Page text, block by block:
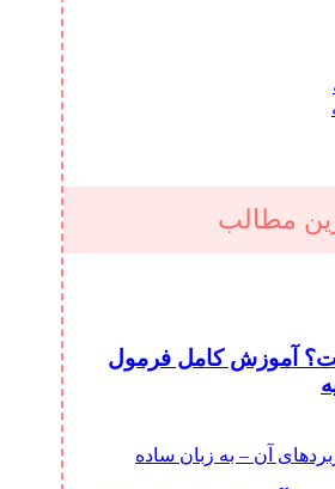
مطالب
آموزش کامل فرمول